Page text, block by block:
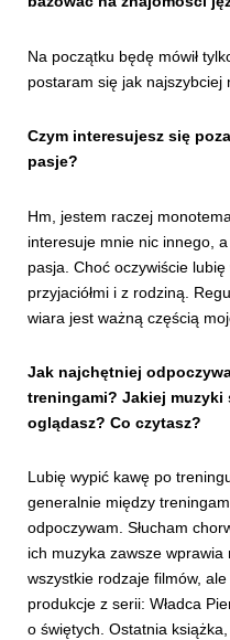
Na początku będę mówił
postaram się jak najszybciej
Czym interesujesz się
pasje?
Hm, jestem raczej
interesuje mnie nic innego,
pasja. Choć oczywiście
przyjaciółmi i z rodziną.
wiara jest ważną częścią
Jak najchętniej
treningami? Jakiej muzyki
oglądasz? Co czytasz?
Lubię wypić kawę po
generalnie między
odpoczywam. Słucham
ich muzyka zawsze
wszystkie rodzaje filmów,
produkcje z serii: Władca
o świętych. Ostatnia